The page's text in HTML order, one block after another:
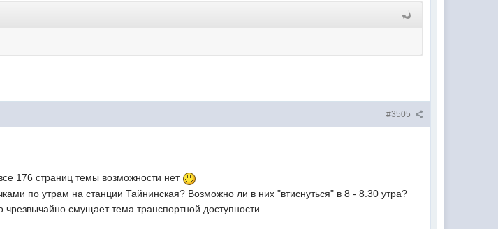
#3505
176 страниц темы возможности нет
по утрам на станции Тайнинская? Возможно ли в них "втиснуться" в 8 - 8.30 утра?
смущает тема транспортной доступности.